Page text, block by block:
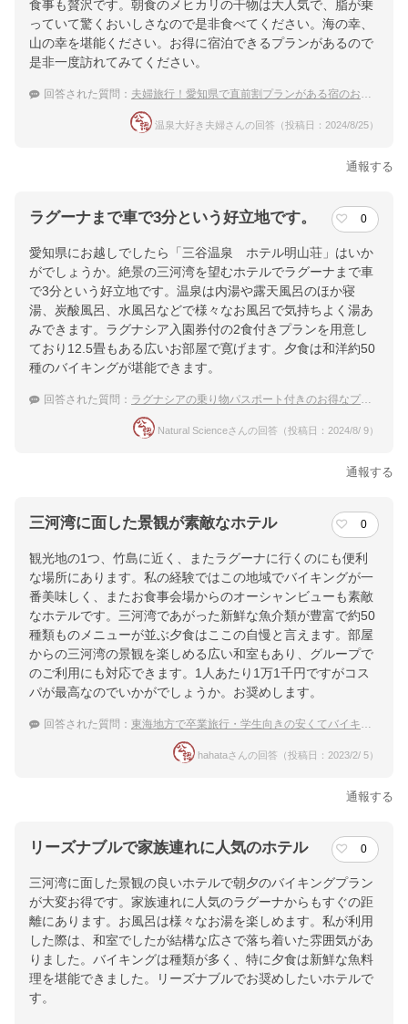
食事も贅沢です。朝食のメヒカリの干物は大人気で、脂が乗
っていて驚くおいしさなので是非食べてください。海の幸、
山の幸を堪能ください。お得に宿泊できるプランがあるので
是非一度訪れてみてください。
回答された質問： 夫婦旅行！愛知県で直前割プランがある宿のおすすめは？
温泉大好き夫婦さんの回答（投稿日：2024/8/25）
通報する
ラグーナまで車で3分という好立地です。 0
愛知県にお越しでしたら「三谷温泉 ホテル明山荘」はいか
がでしょうか。絶景の三河湾を望むホテルでラグーナまで車
で3分という好立地です。温泉は内湯や露天風呂のほか寝
湯、炭酸風呂、水風呂などで様々なお風呂で気持ちよく湯あ
みできます。ラグナシア入園券付の2食付きプランを用意し
ており12.5畳もある広いお部屋で寛げます。夕食は和洋約50
種のバイキングが堪能できます。
回答された質問： ラグナシアの乗り物パスポート付きのお得なプランのある温泉宿を教えてください
Natural Scienceさんの回答（投稿日：2024/8/ 9）
通報する
三河湾に面した景観が素敵なホテル 0
観光地の1つ、竹島に近く、またラグーナに行くのにも便利
な場所にあります。私の経験ではこの地域でバイキングが一
番美味しく、またお食事会場からのオーシャンビューも素敵
なホテルです。三河湾であがった新鮮な魚介類が豊富で約50
種類ものメニューが並ぶ夕食はここの自慢と言えます。部屋
からの三河湾の景観を楽しめる広い和室もあり、グループで
のご利用にも対応できます。1人あたり1万1千円ですがコス
パが最高なのでいかがでしょうか。お奨めします。
回答された質問： 東海地方で卒業旅行・学生向きの安くてバイキングが楽しめる宿を教えてください。
hahataさんの回答（投稿日：2023/2/ 5）
通報する
リーズナブルで家族連れに人気のホテル 0
三河湾に面した景観の良いホテルで朝夕のバイキングプラン
が大変お得です。家族連れに人気のラグーナからもすぐの距
離にあります。お風呂は様々なお湯を楽しめます。私が利用
した際は、和室でしたが結構な広さで落ち着いた雰囲気があ
りました。バイキングは種類が多く、特に夕食は新鮮な魚料
理を堪能できました。リーズナブルでお奨めしたいホテルで
す。